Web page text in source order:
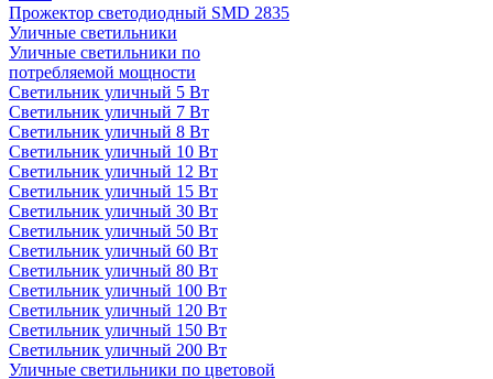
Прожектор светодиодный SMD 2835
Уличные светильники
Уличные светильники по
потребляемой мощности
Светильник уличный 5 Вт
Светильник уличный 7 Вт
Светильник уличный 8 Вт
Светильник уличный 10 Вт
Светильник уличный 12 Вт
Светильник уличный 15 Вт
Светильник уличный 30 Вт
Светильник уличный 50 Вт
Светильник уличный 60 Вт
Светильник уличный 80 Вт
Светильник уличный 100 Вт
Светильник уличный 120 Вт
Светильник уличный 150 Вт
Светильник уличный 200 Вт
Уличные светильники по цветовой